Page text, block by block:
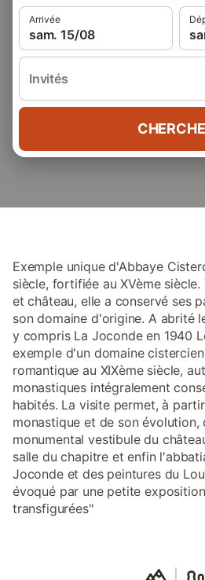
Arrivée
sam. 15/08
Invités
Exemple unique d'Abbaye
siècle, fortifiée au XVème
et château, elle a conservé ses
son domaine d'origine. A abrité
y compris La Joconde en 1940
exemple d'un domaine
romantique au XIXème siècle,
monastiques intégralement
habités. La visite permet, à
monastique et de son évolution,
monumental vestibule du
salle du chapitre et enfin
Joconde et des peintures du
évoqué par une petite
transfigurées"